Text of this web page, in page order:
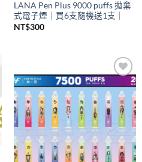
LANA Pen Plus 9000 puffs 拋棄
式電子煙｜買6支隨機送1支｜
NT$300
Add to
wishlist